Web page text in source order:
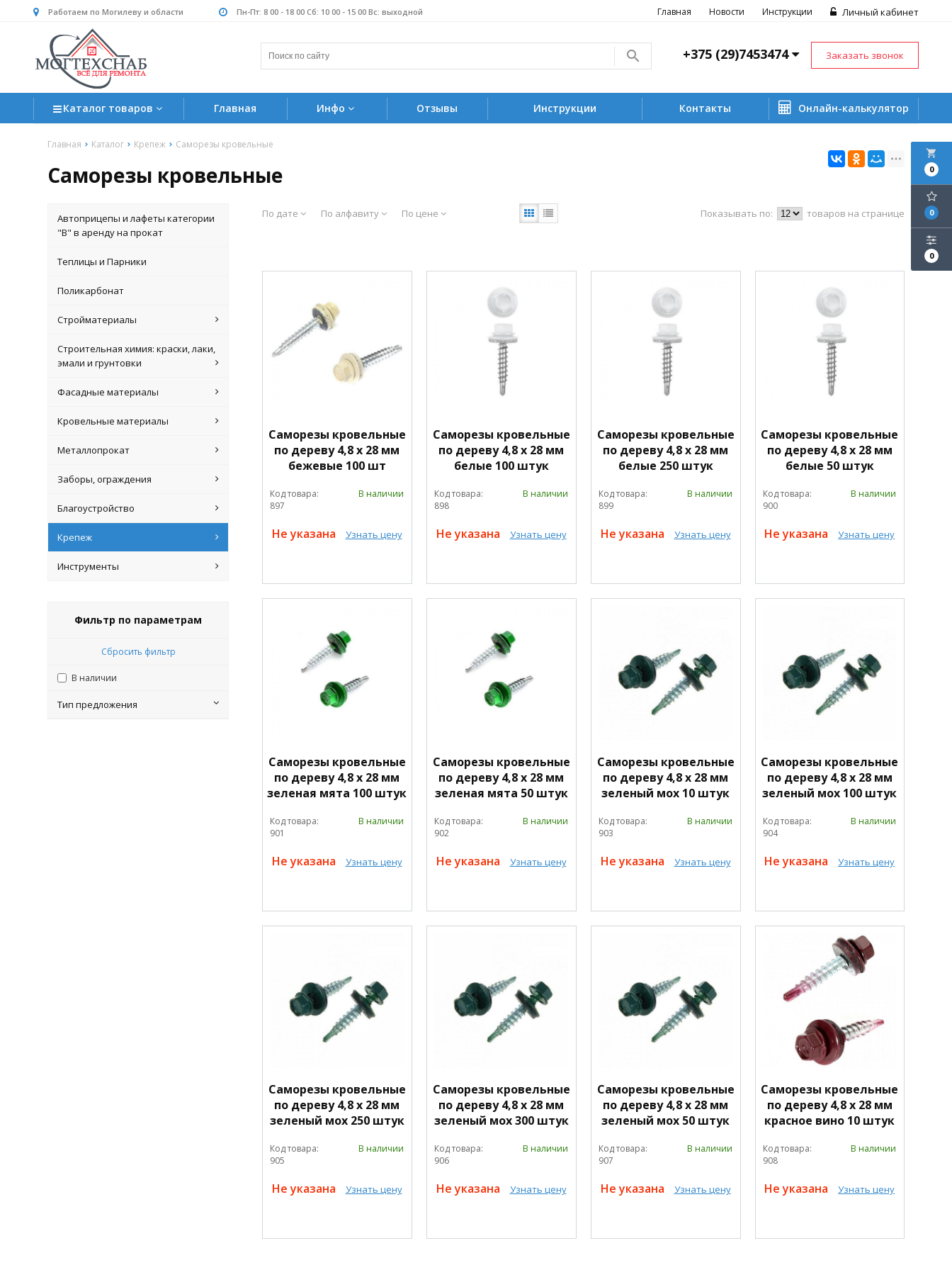
Работаем по Могилеву и области Пн-Пт: 8 00 - 18 00 Сб: 10 00 - 15 00 Вс: выходной Личный кабинет
Главная Новости Инструкции
+375 (29)7453474 Заказать звонок
Каталог товаров Главная Инфо Отзывы Инструкции Контакты Онлайн-калькулятор
Главная Каталог Крепеж Саморезы кровельные
Саморезы кровельные
local_grocery_store
0
0
0
Автоприцепы и лафеты категории
"B" в аренду на прокат
Теплицы и Парники
Поликарбонат
Стройматериалы
Строительная химия: краски, лаки,
эмали и грунтовки
Фасадные материалы
Кровельные материалы
Металлопрокат
Заборы, ограждения
Благоустройство
Крепеж
Инструменты
Фильтр по параметрам
Сбросить фильтр
В наличии
Тип предложения
По дате По алфавиту По цене Показывать по: товаров на странице
Саморезы кровельные
по дереву 4,8 х 28 мм
бежевые 100 шт
Код товара:
897
В наличии
Не указана Узнать цену
Саморезы кровельные
по дереву 4,8 х 28 мм
белые 100 штук
Код товара:
898
В наличии
Не указана Узнать цену
Саморезы кровельные
по дереву 4,8 х 28 мм
белые 250 штук
Код товара:
899
В наличии
Не указана Узнать цену
Саморезы кровельные
по дереву 4,8 х 28 мм
белые 50 штук
Код товара:
900
В наличии
Не указана Узнать цену
Саморезы кровельные
по дереву 4,8 х 28 мм
зеленая мята 100 штук
Код товара:
901
В наличии
Не указана Узнать цену
Саморезы кровельные
по дереву 4,8 х 28 мм
зеленая мята 50 штук
Код товара:
902
В наличии
Не указана Узнать цену
Саморезы кровельные
по дереву 4,8 х 28 мм
зеленый мох 10 штук
Код товара:
903
В наличии
Не указана Узнать цену
Саморезы кровельные
по дереву 4,8 х 28 мм
зеленый мох 100 штук
Код товара:
904
В наличии
Не указана Узнать цену
Саморезы кровельные
по дереву 4,8 х 28 мм
зеленый мох 250 штук
Код товара:
905
В наличии
Не указана Узнать цену
Саморезы кровельные
по дереву 4,8 х 28 мм
зеленый мох 300 штук
Код товара:
906
В наличии
Не указана Узнать цену
Саморезы кровельные
по дереву 4,8 х 28 мм
зеленый мох 50 штук
Код товара:
907
В наличии
Не указана Узнать цену
Саморезы кровельные
по дереву 4,8 х 28 мм
красное вино 10 штук
Код товара:
908
В наличии
Не указана Узнать цену